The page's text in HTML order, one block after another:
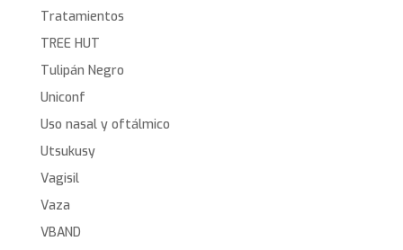
Tratamientos
TREE HUT
Tulipán Negro
Uniconf
Uso nasal y oftálmico
Utsukusy
Vagisil
Vaza
VBAND